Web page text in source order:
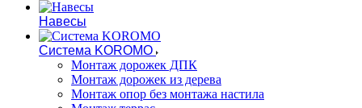
Навесы
Система KOROMO
Монтаж дорожек ДПК
Монтаж дорожек из дерева
Монтаж опор без монтажа настила